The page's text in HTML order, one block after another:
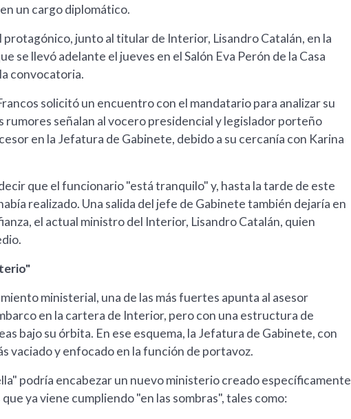
un cargo diplomático.
junto al titular de Interior, Lisandro Catalán, en la
se llevó adelante el jueves en el Salón Eva Perón de la Casa
convocatoria.
solicitó un encuentro con el mandatario para analizar su
rumores señalan al vocero presidencial y legislador porteño
en la Jefatura de Gabinete, debido a su cercanía con Karina
que el funcionario "está tranquilo" y, hasta la tarde de este
realizado. Una salida del jefe de Gabinete también dejaría en
el actual ministro del Interior, Lisandro Catalán, quien
ministerial, una de las más fuertes apunta al asesor
en la cartera de Interior, pero con una estructura de
bajo su órbita. En ese esquema, la Jefatura de Gabinete, con
vaciado y enfocado en la función de portavoz.
podría encabezar un nuevo ministerio creado específicamente
ya viene cumpliendo "en las sombras", tales como: